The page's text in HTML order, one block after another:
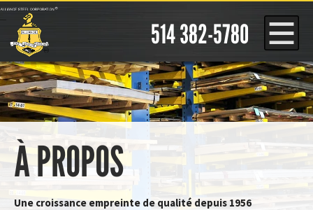
Panneau de gestion des cookies
514 382-5780
À PROPOS
Une croissance empreinte de qualité depuis 1956